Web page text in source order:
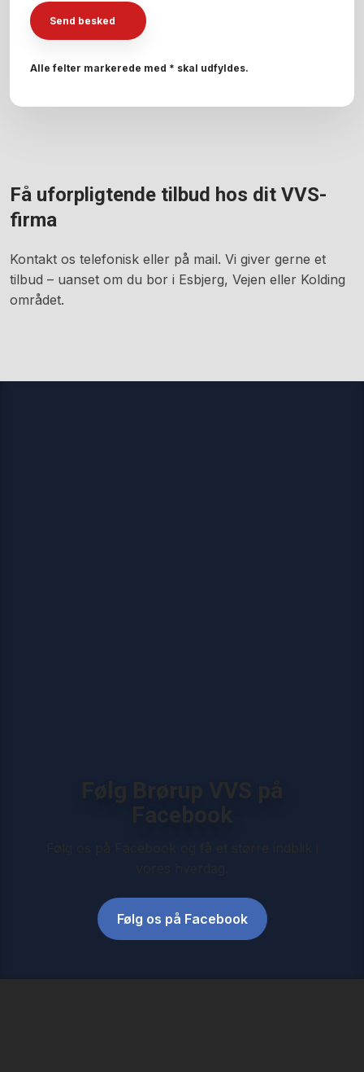
Alle felter markerede med * skal udfyldes.
​Få uforpligtende tilbud hos dit VVS-
firma
​Kontakt os telefonisk eller på mail. Vi giver gerne et
tilbud – uanset om du bor i Esbjerg, Vejen eller Kolding
området.
Facebook
Følg os på Facebook​